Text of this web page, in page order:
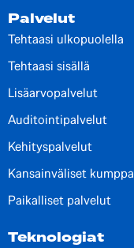
Palvelut
Tehtaasi ulkopuolella
Tehtaasi sisällä
Lisäarvopalvelut
Auditointipalvelut
Kehityspalvelut
Kansainväliset
Paikalliset palvelut
Teknologiat